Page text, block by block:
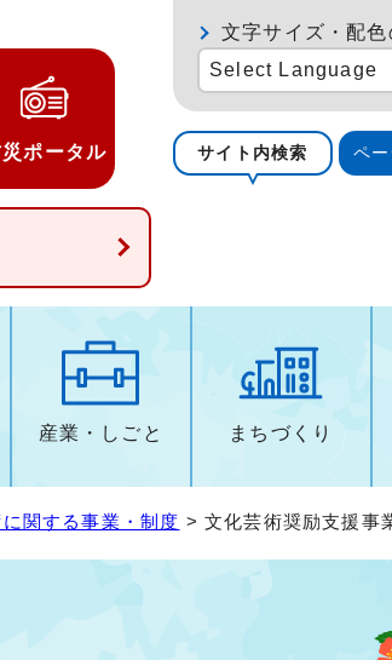
災ポータル
文字サイズ・配色
Select Language
サイト内検索 ペ
産業・しごと まちづくり
関する事業・制度 > 文化芸術奨励支援事